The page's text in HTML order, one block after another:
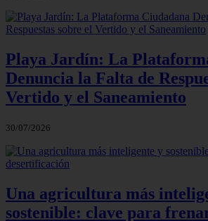
Playa Jardín: La
Denuncia la Falta de
Vertido y el Saneamiento
30/07/2026
Una agricultura más
sostenible: clave para